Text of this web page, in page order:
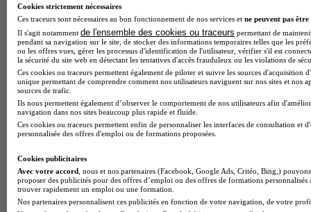
BTS Dietetique en alternance
BTS Mco en alternance
BTS Pi en alternance
BTS Sp3s en alternance
Master CCA en alternance
BTS Ndrc en alternance
BTS Sam en alternance
Cap Fleuriste en alternance
BTS Sio en alternance
MSc Marketing Digital en alternance
BTS Gpme en alternance
BTS Gpn en alternance
BTS Domotique en alternance
BAC Pro Agora en alternance
BTS Sta en alternance
BTS Iris en alternance
Cookies strictement nécessaires
Ces traceurs sont nécessaires au bon fonctionnement de nos services et ne peuvent pas être
Il s'agit notamment de l'ensemble des cookies ou traceurs permettant de
pendant sa navigation sur le site, de stocker des informations temporaires telles que les
ou les offres vues, gérer les processus d'identification de l'utilisateur, vérifier s'il est
la sécurité du site web en détectant les tentatives d'accès frauduleux ou les violations de
Ces cookies ou traceurs permettent également de piloter et suivre les sources d'acquisition
unique permettant de comprendre comment nos utilisateurs naviguent sur nos sites et nos
sources de trafic.
Ils nous permettent également d’observer le comportement de nos utilisateurs afin
navigation dans nos sites beaucoup plus rapide et fluide.
Ces cookies ou traceurs permettent enfin de personnaliser les interfaces de consultation et
personnalisée des offres d'emploi ou de formations proposées.
Cookies publicitaires
Avec votre accord , nous et nos partenaires (Facebook, Google Ads, Critéo, Bing,)
proposer des publicités pour des offres d’emploi ou des offres de formations
trouver rapidement un emploi ou une formation.
Nos partenaires personnalisent ces publicités en fonction de votre navigation, de votre